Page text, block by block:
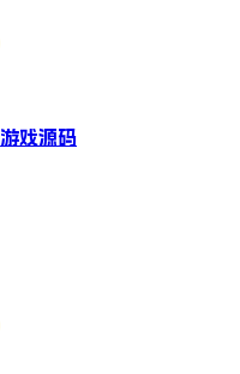
游戏源码